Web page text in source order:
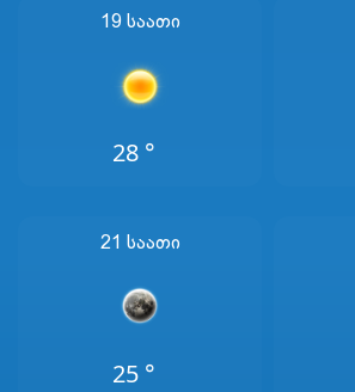
19 Საათი
28 °
21 Საათი
25 °